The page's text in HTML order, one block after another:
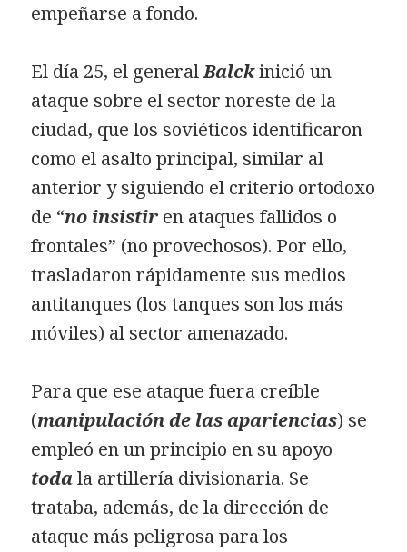
empeñarse a fondo.
El día 25, el generalBalckinició un
ataque sobre el sector noreste de la
ciudad, que los soviéticos identificaron
como el asalto principal, similar al
anterior y siguiendo el criterio ortodoxo
de “no insistir en ataques fallidos o
frontales” (no provechosos). Por ello,
trasladaron rápidamente sus medios
antitanques (los tanques son los más
móviles) al sector amenazado.
Para que ese ataque fuera creíble
(manipulación de las apariencias) se
empleó en un principio en su apoyo
todala artillería divisionaria. Se
trataba, además, de la dirección de
ataque más peligrosa para los